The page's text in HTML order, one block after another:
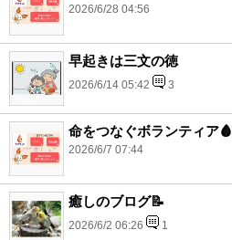
2026/6/28 04:56
早起きは三文の徳
2026/6/14 05:42 3
命をつなぐボランティア🩸
2026/6/7 07:44
癒しのブログ📝
2026/6/2 06:26 1